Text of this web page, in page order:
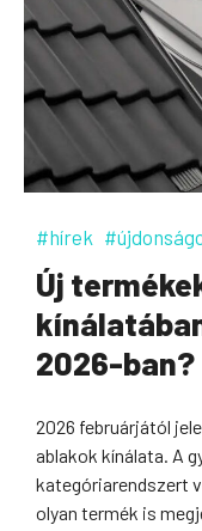
#hírek
Új
2026-ban?
2026 februárjától
ablakok kínálata. A
kategóriarendszert
olyan termék is